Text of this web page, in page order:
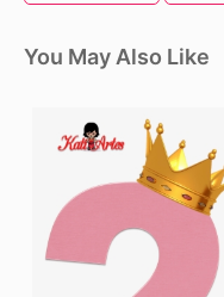
You May Also Like